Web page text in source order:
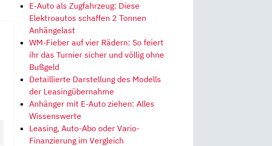
E-Auto als Zugfahrzeug: Diese
Elektroautos schaffen 2 Tonnen
Anhängelast
WM-Fieber auf vier Rädern: So feiert
ihr das Turnier sicher und völlig ohne
Bußgeld
Detaillierte Darstellung des Modells
der Leasingübernahme
Anhänger mit E-Auto ziehen: Alles
Wissenswerte
Leasing, Auto-Abo oder Vario-
Finanzierung im Vergleich